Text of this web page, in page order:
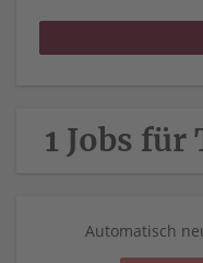
1 Jobs
Automatisch